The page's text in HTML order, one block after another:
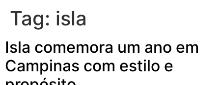
Tag: isla
Isla comemora um ano em
Campinas com estilo e